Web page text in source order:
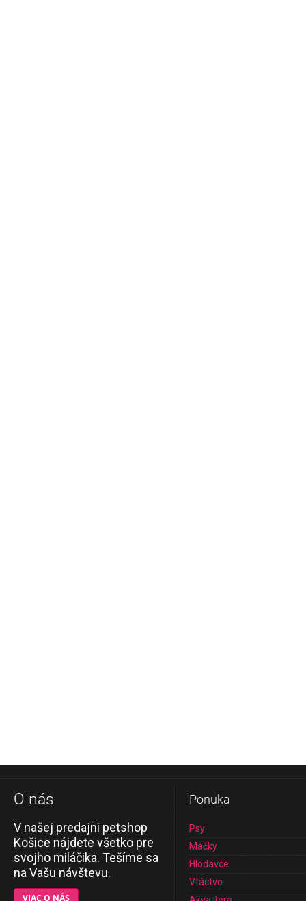
O nás
V našej predajni petshop
Košice nájdete všetko pre
svojho miláčika. Tešíme sa
na Vašu návštevu.
VIAC O NÁS
Ponuka
Psy
Mačky
Hlodavce
Vtáctvo